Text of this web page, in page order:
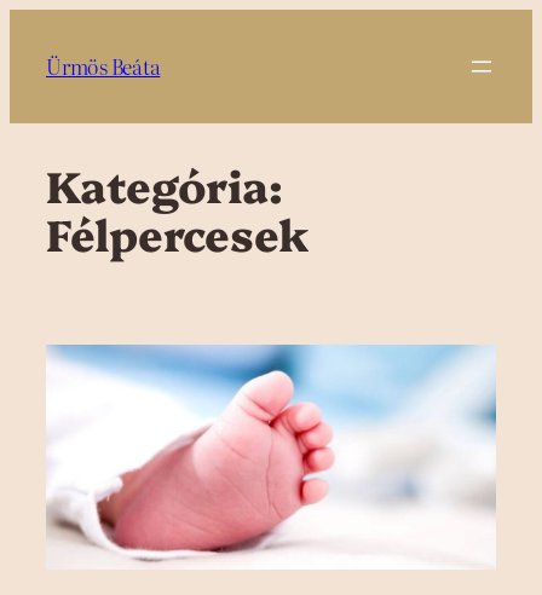
tartalomhoz
Ürmös Beáta
Kategória:
Félpercesek